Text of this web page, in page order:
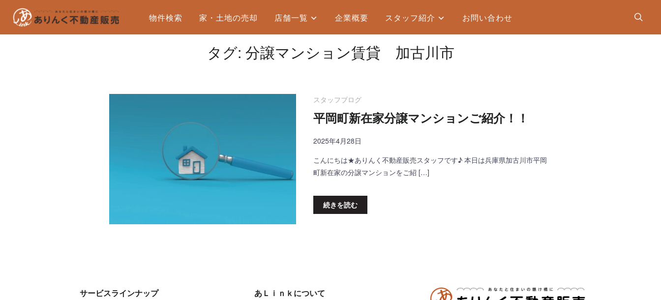
物件検索 家・土地の売却 店舗一覧 企業概要 スタッフ紹介 お問い合わせ
タグ: 分譲マンション賃貸 加古川市
スタッフブログ
平岡町新在家分譲マンションご紹介！！
2025年4月28日
こんにちは★ありんく不動産販売スタッフです♪ 本日は兵庫県加古川市平岡
町新在家の分譲マンションをご紹 […]
続きを読む
サービスラインナップ あＬｉｎｋについて